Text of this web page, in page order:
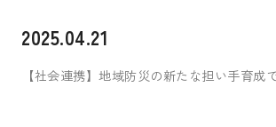
学部・大学院
2025.04.21
【社会連携】地域防災の新たな担い手育成